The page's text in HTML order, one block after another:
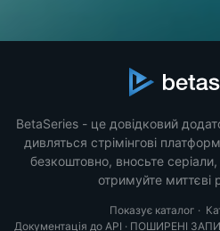
BetaSeries - це довідковий
дивляться стрімінгові
безкоштовно, вносьте
отримуйте миттєві
Показує каталог ·
Документація до API · ПОШИРЕНІ